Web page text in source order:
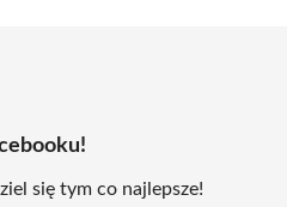
się tym co najlepsze!